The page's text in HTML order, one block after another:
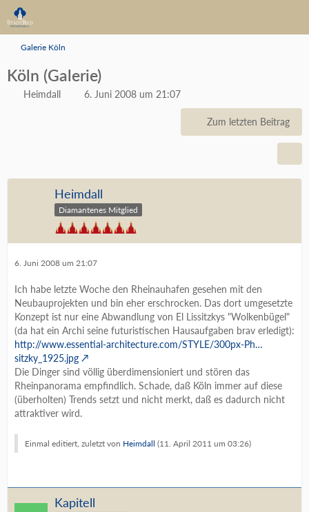
Galerie Köln
Köln (Galerie)
Heimdall 6. Juni 2008 um 21:07
Zum letzten Beitrag
Heimdall
Diamantenes Mitglied
6. Juni 2008 um 21:07
Ich habe letzte Woche den Rheinauhafen gesehen mit den
Neubauprojekten und bin eher erschrocken. Das dort umgesetzte
Konzept ist nur eine Abwandlung von El Lissitzkys "Wolkenbügel"
(da hat ein Archi seine futuristischen Hausaufgaben brav erledigt):
http://www.essential-architecture.com/STYLE/300px-Ph…
sitzky_1925.jpg
Die Dinger sind völlig überdimensioniert und stören das
Rheinpanorama empfindlich. Schade, daß Köln immer auf diese
(überholten) Trends setzt und nicht merkt, daß es dadurch nicht
attraktiver wird.
Einmal editiert, zuletzt von Heimdall (11. April 2011 um 03:26)
Kapitell